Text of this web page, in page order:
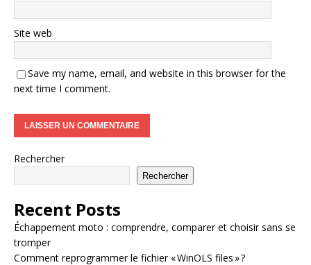
Site web
Save my name, email, and website in this browser for the
next time I comment.
Rechercher
Rechercher
Recent Posts
Échappement moto : comprendre, comparer et choisir sans se
tromper
Comment reprogrammer le fichier « WinOLS files » ?